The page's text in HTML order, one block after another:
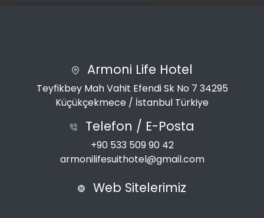
Armoni Life Hotel
Teyfikbey Mah Vahit Efendi Sk No 7 34295
Küçükçekmece / İstanbul Türkiye
Telefon / E-Posta
+90 533 509 90 42
armonilifesuithotel@gmail.com
Web Sitelerimiz